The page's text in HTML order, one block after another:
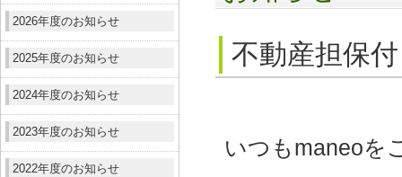
2026年度のお知らせ
2025年度のお知らせ
2024年度のお知らせ
2023年度のお知らせ
2022年度のお知らせ
不動産担保
いつもmaneoを